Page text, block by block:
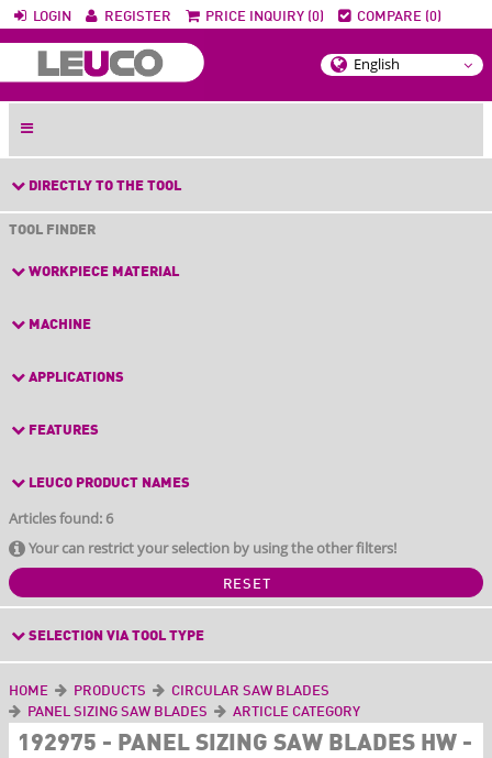
LOGIN REGISTER PRICE INQUIRY (0) COMPARE (0)
DIRECTLY TO THE TOOL
TOOL FINDER
WORKPIECE MATERIAL
MACHINE
APPLICATIONS
FEATURES
LEUCO PRODUCT NAMES
Articles found: 6
Your can restrict your selection by using the other filters!
RESET
SELECTION VIA TOOL TYPE
HOME PRODUCTS
CIRCULAR SAW BLADES
PANEL SIZING SAW BLADES
ARTICLE CATEGORY
192975 - PANEL SIZING SAW BLADES HW -